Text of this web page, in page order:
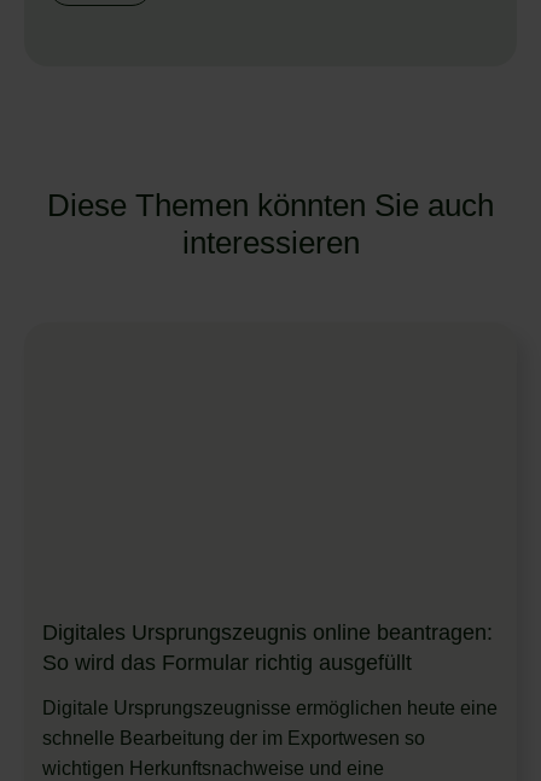
Diese Themen könnten Sie auch
interessieren
Digitales Ursprungszeugnis online beantragen:
So wird das Formular richtig ausgefüllt
Digitale Ursprungszeugnisse ermöglichen heute eine
schnelle Bearbeitung der im Exportwesen so
wichtigen Herkunftsnachweise und eine